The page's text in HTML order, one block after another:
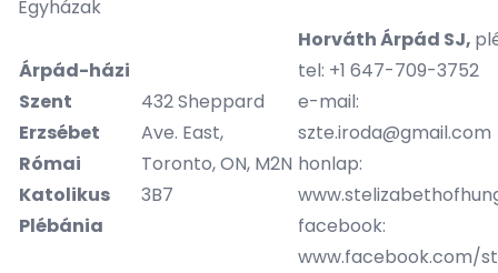
Egyházak
Árpád-házi
Szent
Erzsébet
Római
Katolikus
Plébánia
432 Sheppard
Ave. East,
Toronto, ON, M2N
3B7
Horváth Árpád SJ,
tel: +1 647-709-3752
e-mail:
szte.iroda@gmail.com
honlap:
www.
facebook:
www.facebook.com/